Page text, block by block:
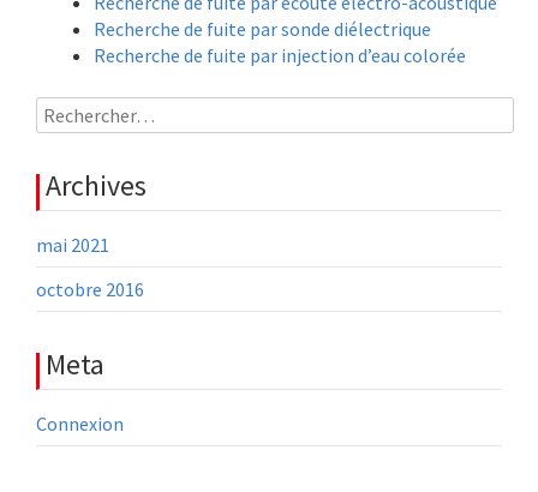
Recherche de fuite par sonde diélectrique
Recherche de fuite par injection d’eau colorée
Rechercher :
Archives
mai 2021
octobre 2016
Meta
Connexion